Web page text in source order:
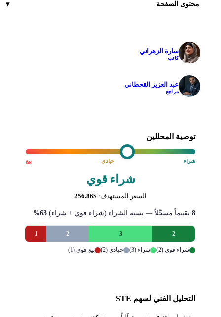
محتوى الصفحة
سارة الزهراني
كاتب
عبد العزيز القحطاني
مراجع
توصية المحللين
بيع حيادي شراء
شراء قوي
السعر المستهدف: $256.86
8تقييماً مسجَّلاً — نسبة الشراء (شراء قوي + شراء) 63%
.
2
3
2
1
شراء قوي (2) شراء (3) حيادي (2) بيع قوي (1)
التحليل الفني لسهم STE